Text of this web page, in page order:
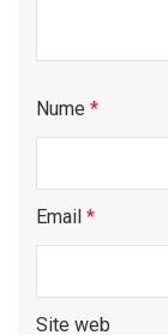
Nume *
Email *
Site web